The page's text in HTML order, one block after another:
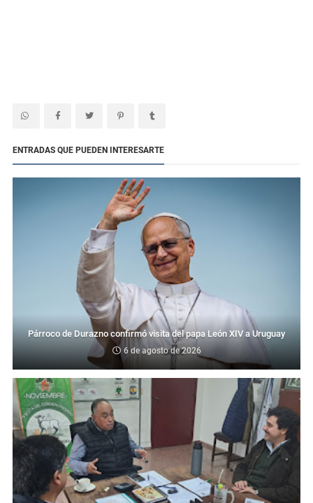
ENTRADAS QUE PUEDEN INTERESARTE
Párroco de Durazno confirmó visita del papa León XIV a Uruguay
6 de agosto de 2026